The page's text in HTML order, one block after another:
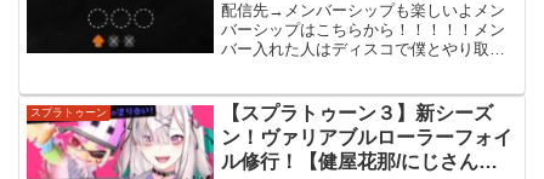
配信先→メンバーシップも楽しいよメン
バーシップはこちらから！！！！！メン
バー入れた人はディスコで僕とやり取り
スプラトゥーン
【スプラトゥーン３】新シーズ
ン！ヴァリアブルローラーフォイ
ル修行！【健屋花那/にじさん